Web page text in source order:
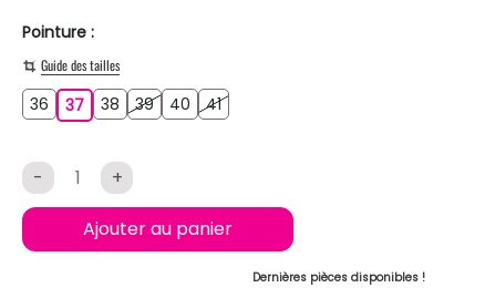
Pointure :
Guide des tailles
36 36373738 38393940 404141
- +
Ajouter au panier
Dernières pièces disponibles !